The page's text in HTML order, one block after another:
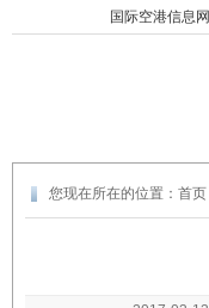
国际空港信息网
您现在所在的位置： 首页